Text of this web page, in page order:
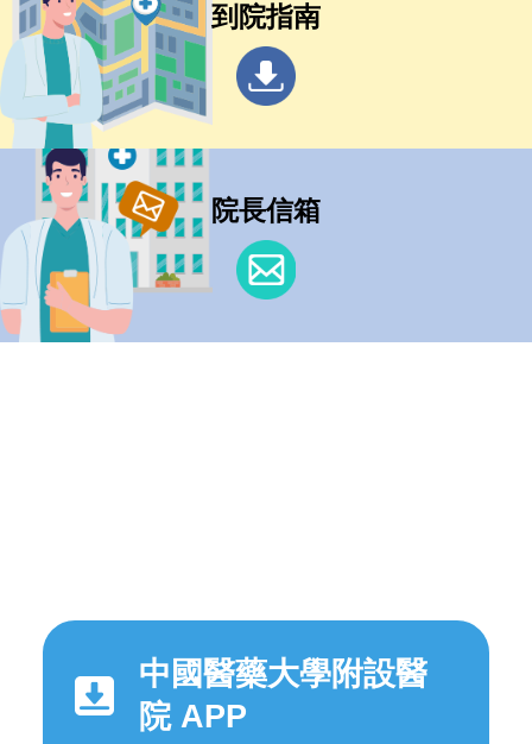
到院指南
院長信箱
中國醫藥大學附設醫
院 APP